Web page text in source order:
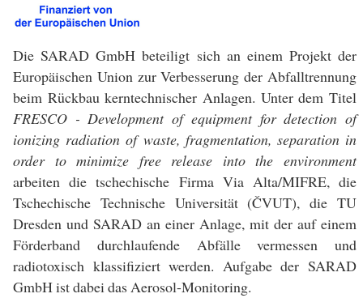
Die SARAD GmbH beteiligt sich an einem Projekt der
Europäischen Union zur Verbesserung der Abfalltrennung
beim Rückbau kerntechnischer Anlagen. Unter dem Titel
FRESCO - Development of equipment for detection of
ionizing radiation of waste, fragmentation, separation in
order to minimize free release into the environment
arbeiten die tschechische Firma Via Alta/MIFRE, die
Tschechische Technische Universität (ČVUT), die TU
Dresden und SARAD an einer Anlage, mit der auf einem
Förderband durchlaufende Abfälle vermessen und
radiotoxisch klassifiziert werden. Aufgabe der SARAD
GmbH ist dabei das Aerosol-Monitoring.